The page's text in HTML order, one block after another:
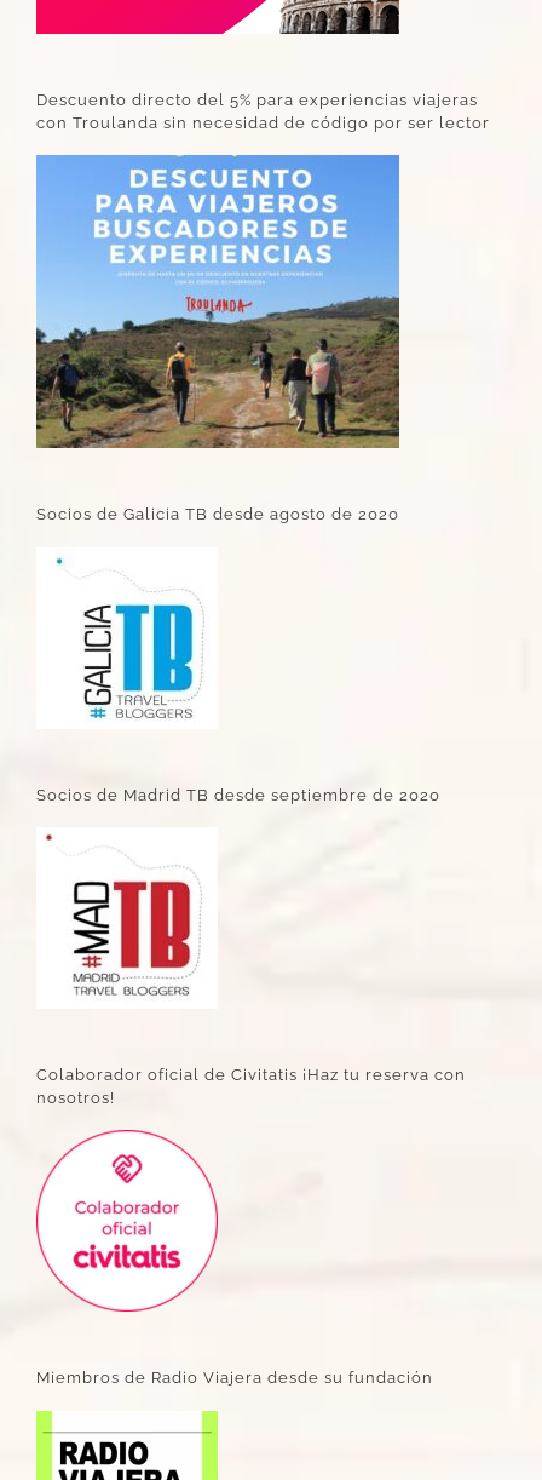
Descuento directo del 5% para experiencias viajeras
con Troulanda sin necesidad de código por ser lector
Socios de Galicia TB desde agosto de 2020
Socios de Madrid TB desde septiembre de 2020
Colaborador oficial de Civitatis ¡Haz tu reserva con
nosotros!
Miembros de Radio Viajera desde su fundación